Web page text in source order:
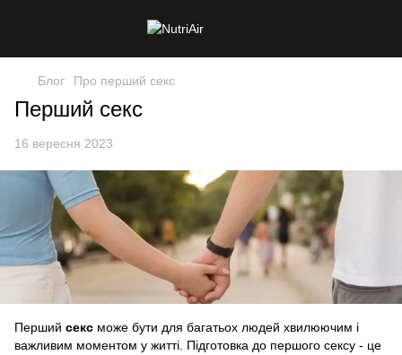
Блог Про перший секс
Перший секс
16 вересня 2023
Перший секс може бути для багатьох людей хвилюючим і
важливим моментом у житті. Підготовка до першого сексу - це